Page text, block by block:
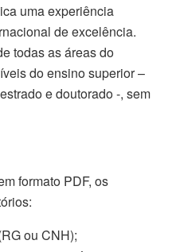
uma experiência
de excelência.
todas as áreas do
do ensino superior –
e doutorado -, sem
formato PDF, os
ou CNH);